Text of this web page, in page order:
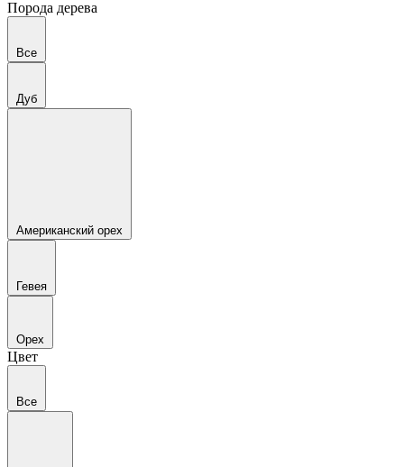
Порода дерева
Все
Дуб
Американский орех
Гевея
Орех
Цвет
Все